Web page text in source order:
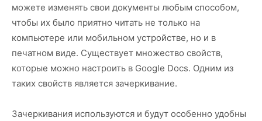
можете изменять свои документы любым способом,
чтобы их было приятно читать не только на
компьютере или мобильном устройстве, но и в
печатном виде. Существует множество свойств,
которые можно настроить в Google Docs. Одним из
таких свойств является зачеркивание.
Зачеркивания используются и будут особенно удобны